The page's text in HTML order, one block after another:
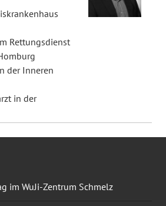
Rettungsdienst
der Inneren
in der
im WuJi-Zentrum Schmelz